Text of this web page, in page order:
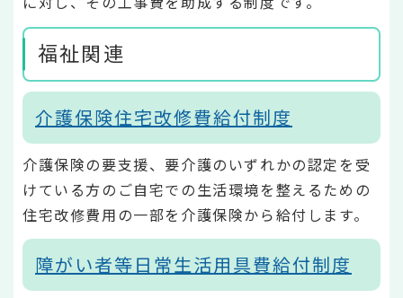
福祉関連
介護保険住宅改修費給付制度
介護保険の要支援、要介護のいずれかの認定を受
けている方のご自宅での生活環境を整えるための
住宅改修費用の一部を介護保険から給付します。
障がい者等日常生活用具費給付制度